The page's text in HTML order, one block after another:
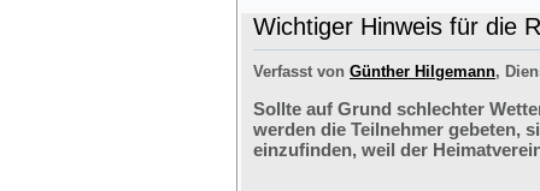
Wichtiger Hinweis für die
Verfasst von Günther Hilgemann,
Sollte auf Grund schlechter
werden die Teilnehmer gebeten,
einzufinden, weil der